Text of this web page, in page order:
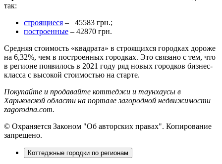
так:
строящиеся – 45583 грн.;
построенные – 42870 грн.
Средняя стоимость «квадрата» в строящихся городках дороже
на 6,32%, чем в построенных городках. Это связано с тем, что
в регионе появилось в 2021 году ряд новых городков бизнес-
класса с высокой стоимостью на старте.
Покупайте и продавайте коттеджи и таунхаусы в
Харьковской области на портале загородной недвижимости
zagorodna.com.
© Охраняется Законом "Об авторских правах". Копирование
запрещено.
Коттеджные городки по регионам